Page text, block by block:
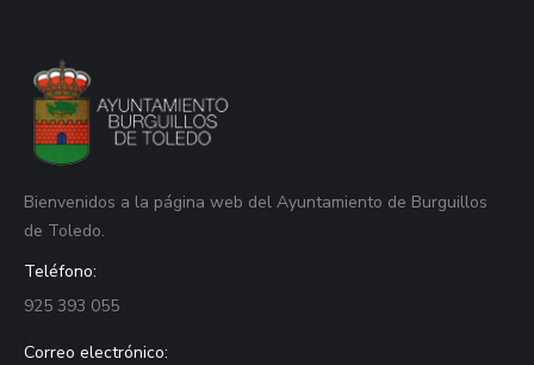
Bienvenidos a la página web del Ayuntamiento de Burguillos
de Toledo.
Teléfono:
925 393 055
Correo electrónico: